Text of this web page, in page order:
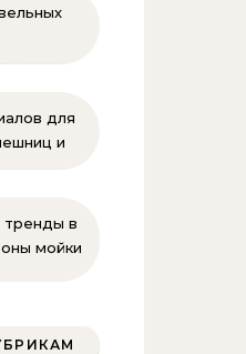
для
и
в
мойки